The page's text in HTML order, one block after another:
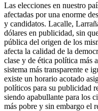
Las elecciones en nuestro
afectadas por una enorme
y candidatos. Lacalle,
dólares en publicidad, sin
pública del origen de los
afecta la calidad de la
clase y de ética política más
sistema más transparente e
existe un horario acotado
políticos para su publicidad
siendo apabullante para los
más pobre y sin embargo el